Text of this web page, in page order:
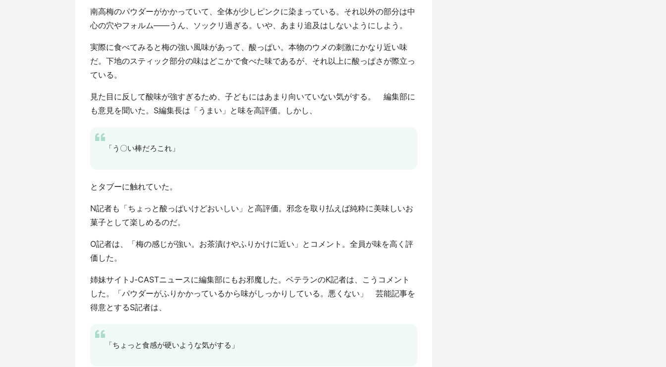
南高梅のパウダーがかかっていて、全体が少しピンクに染まっている。それ以外の部分は中
心の穴やフォルム――うん、ソックリ過ぎる。いや、あまり追及はしないようにしよう。
実際に食べてみると梅の強い風味があって、酸っぱい。本物のウメの刺激にかなり近い味
だ。下地のスティック部分の味はどこかで食べた味であるが、それ以上に酸っぱさが際立っ
ている。
見た目に反して酸味が強すぎるため、子どもにはあまり向いていない気がする。 編集部に
も意見を聞いた。S編集長は「うまい」と味を高評価。しかし、
「う〇い棒だろこれ」
とタブーに触れていた。
N記者も「ちょっと酸っぱいけどおいしい」と高評価。邪念を取り払えば純粋に美味しいお
菓子として楽しめるのだ。
O記者は、「梅の感じが強い。お茶漬けやふりかけに近い」とコメント。全員が味を高く評
価した。
姉妹サイトJ-CASTニュースに編集部にもお邪魔した。ベテランのK記者は、こうコメント
した。「パウダーがふりかかっているから味がしっかりしている。悪くない」 芸能記事を
得意とするS記者は、
「ちょっと食感が硬いような気がする」